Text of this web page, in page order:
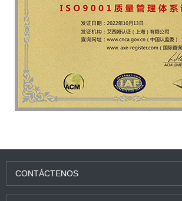
CONTÁCTENOS